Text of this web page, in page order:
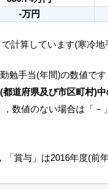
-万円
で計算しています(寒冷
勉手当(年間)の数値です
都道府県及び市区町村)
数値のない場合は「－
「賞与」は2016年度(前